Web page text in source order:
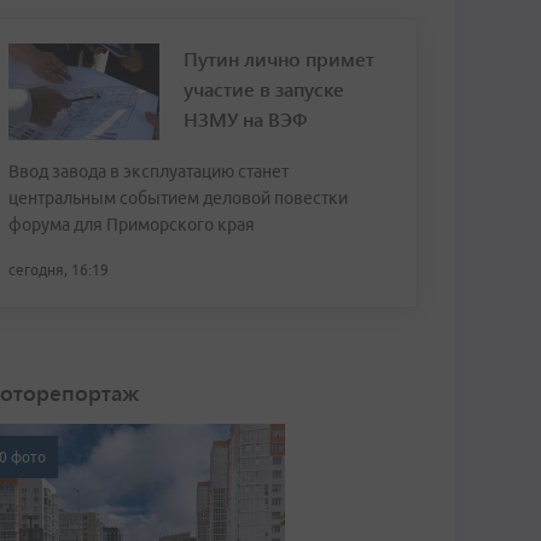
Путин лично примет
участие в запуске
НЗМУ на ВЭФ
Ввод завода в эксплуатацию станет
центральным событием деловой повестки
форума для Приморского края
сегодня, 16:19
фото